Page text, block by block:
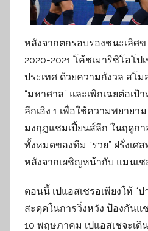
หลังจากตกรอบรองชนะเลิศ
2020-2021 โค้ชเมาริซิโอโ
ประเทศ ด้วยความกังวล สโม
“มหาศาล” และเพิกเฉยต่อเ
ลีกเอิง 1 เพื่อใช้ความพยายา
มงกุฎแชมเปี้ยนส์ลีก ในฤดูก
ทั้งหมดของทีม “รวย” ฝรั่งเศ
หลังจากเผชิญหน้ากับ แมนเช
ตอนนี้ เปแอสเชรอเพียงให้ “
สะดุดในการวิ่งหวัง ป้องกันแ
10 พฤษภาคม เปแอสเชจะเดิ